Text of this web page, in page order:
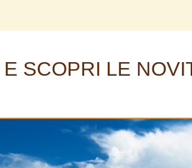
SCOPRI LE